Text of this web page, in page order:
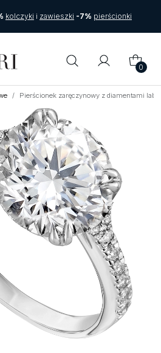
kolczyki i zawieszki -7% pierścionki
0
Pierścionek zaręczynowy z diamentami